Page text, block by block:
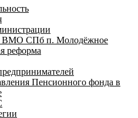
ВМО СПб п. Молодёжное
реформа
Пенсионного фонда в